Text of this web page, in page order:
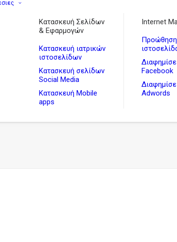
Κατασκευή Σελίδων
& Εφαρμογών
Κατασκευή ιατρικών
ιστοσελίδων
Κατασκευή σελίδων
Social Media
Κατασκευή Mobile
apps
Internet
Προώθηση
Facebook
Adwords